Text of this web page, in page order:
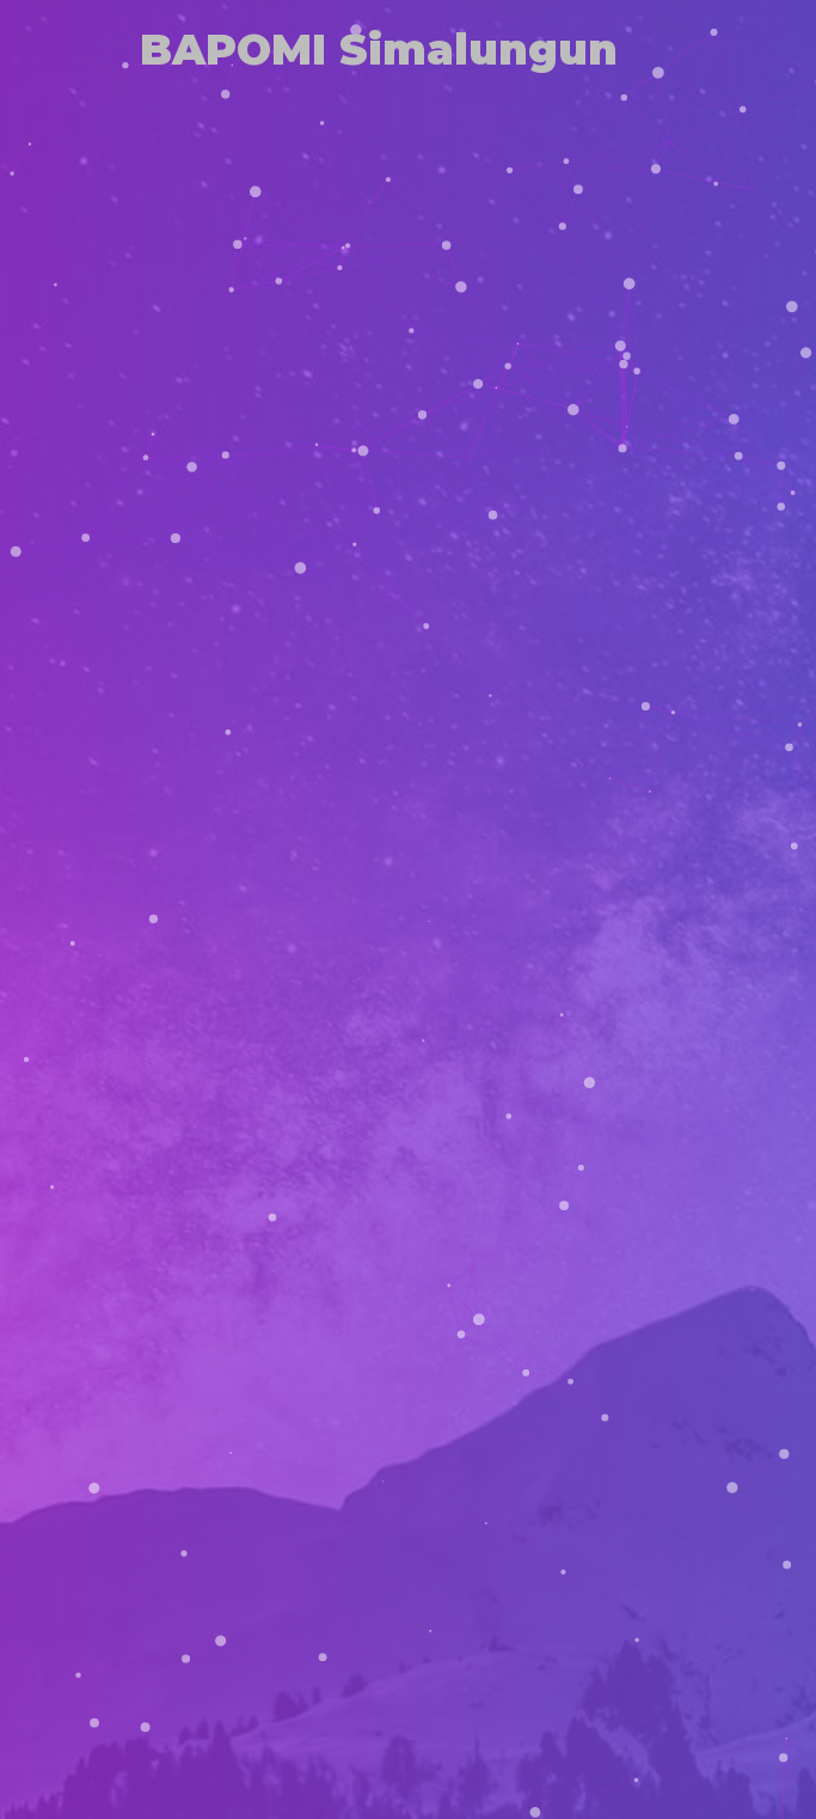
BAPOMI Simalungun